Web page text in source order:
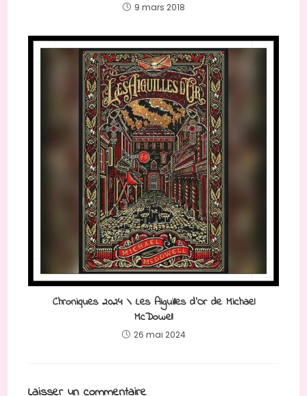
9 mars 2018
Chroniques 2024 \ Les Aiguilles d’Or de Michael
McDowell
26 mai 2024